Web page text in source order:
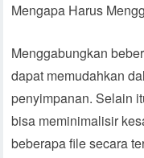
Mengapa Harus
Menggabungkan
dapat memudahkan
penyimpanan. Selain
bisa meminimalisir
beberapa file secara